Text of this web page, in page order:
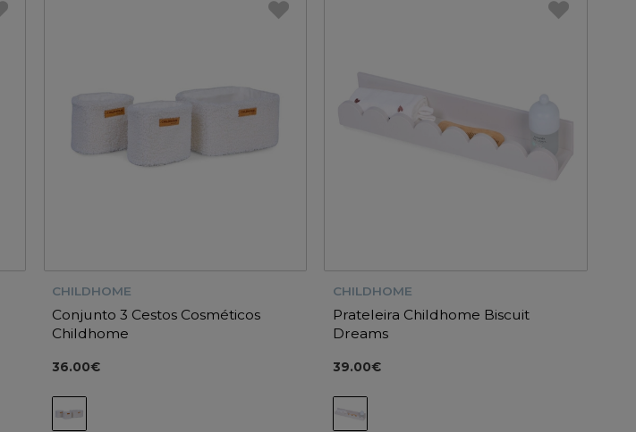
CHILDHOME
Conjunto 3 Cestos Cosméticos
Childhome
36.00€
CHILDHOME
Prateleira Childhome Biscuit
Dreams
39.00€